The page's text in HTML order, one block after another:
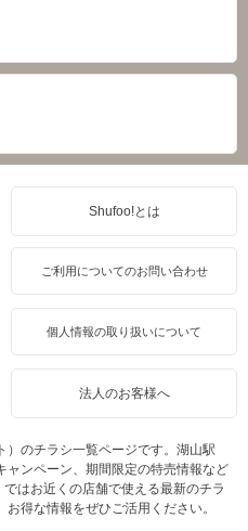
Shufoo!とは
ご利用についてのお問い合わせ
個人情報の取り扱いについて
法人のお客様へ
のチラシ一覧ページです。湖山駅
ャンペーン、期間限定の特売情報など
はお近くの店舗で使える最新のチラ
得な情報をぜひご活用ください。